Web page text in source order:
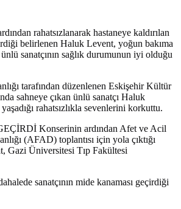
rahatsızlanarak hastaneye kaldırılan
belirlenen Haluk Levent, yoğun bakıma
ünlü sanatçının sağlık durumunun iyi olduğu
tarafından düzenlenen Eskişehir Kültür
sahneye çıkan ünlü sanatçı Haluk
rahatsızlıkla sevenlerini korkuttu.
Konserinin ardından Afet ve Acil
(AFAD) toplantısı için yola çıktığı
Gazi Üniversitesi Tıp Fakültesi
sanatçının mide kanaması geçirdiği